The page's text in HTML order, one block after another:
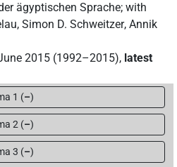
( 1) | 1× V\tam.act (1)
V\ptcp.act.m.sg (1)
| 1×
ägyptischen Sprache; with
, Simon D. Schweitzer, Annik
2015 (1992–2015), latest
1 (–)
2 (–)
3 (–)